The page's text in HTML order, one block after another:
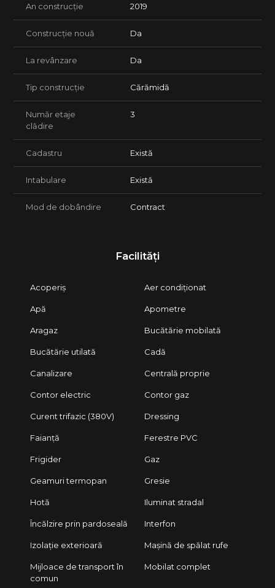
An construcție 2019
Construcție nouă Da
La revânzare Da
Tip construcție Cărămidă
Număr etaje
clădire
3
Cadastru Există
Intabulare Există
Mod de dobândire Contract
Facilități
Acoperiș Aer condiționat
Apă Apometre
Aragaz Bucătărie mobilată
Bucătărie utilată Cadă
Canalizare Centrală proprie
Contor electric Contor gaz
Curent trifazic (380V) Dressing
Faianță Ferestre PVC
Frigider Gaz
Geamuri termopan Gresie
Hotă Iluminat stradal
Încălzire prin pardoseală Interfon
Izolație exterioară Mașină de spălat rufe
Mijloace de transport în
comun
Mobilat complet